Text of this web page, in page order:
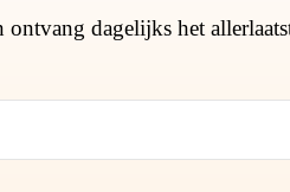
dagelijks het